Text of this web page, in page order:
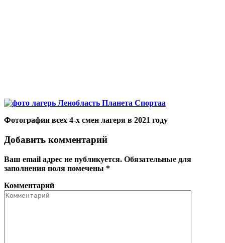
Фотографии всех 4-х смен лагеря в 2021 году
Добавить комментарий
Ваш email адрес не публикуется. Обязательные для
заполнения поля помечены *
Комментарий